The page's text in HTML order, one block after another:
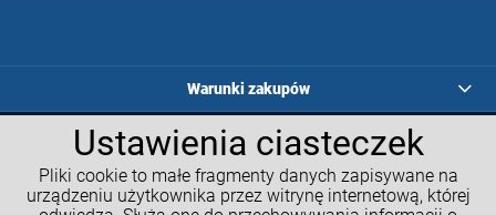
Ustawienia ciasteczek
Pliki cookie to małe fragmenty danych zapisywane na
urządzeniu użytkownika przez witrynę internetową, której
Warunki zakupów
Programy lojalnościowe
Kalkulatory GM